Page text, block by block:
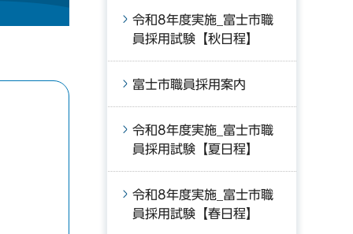
令和8年度実施_富士市職
員採用試験【秋日程】
富士市職員採用案内
令和8年度実施_富士市職
員採用試験【夏日程】
令和8年度実施_富士市職
員採用試験【春日程】